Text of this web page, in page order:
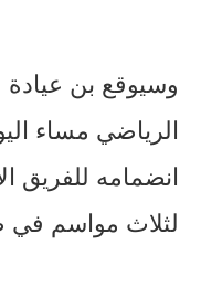
وسيوقع بن
الرياضي مساء
انضمامه للفريق
لثلاث مواسم في